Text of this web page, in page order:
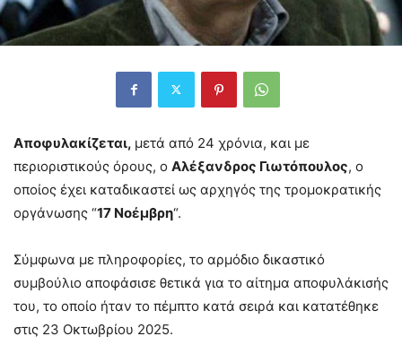
Αποφυλακίζεται, μετά από 24 χρόνια, και με
περιοριστικούς όρους, ο Αλέξανδρος Γιωτόπουλος, ο
οποίος έχει καταδικαστεί ως αρχηγός της τρομοκρατικής
οργάνωσης “17 Νοέμβρη“.
Σύμφωνα με πληροφορίες, το αρμόδιο δικαστικό
συμβούλιο αποφάσισε θετικά για το αίτημα αποφυλάκισής
του, το οποίο ήταν το πέμπτο κατά σειρά και κατατέθηκε
στις 23 Οκτωβρίου 2025.